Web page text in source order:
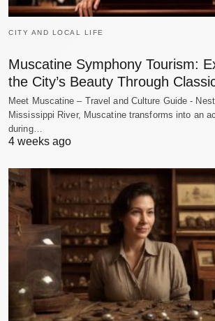
CITY AND LOCAL LIFE
Muscatine Symphony Tourism:
the City’s Beauty Through
Meet Muscatine – Travel and Culture Guide -
Mississippi River, Muscatine transforms into an
during…
4 weeks ago